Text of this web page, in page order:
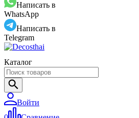
Написать в
WhatsApp
Написать в
Telegram
Каталог
Войти